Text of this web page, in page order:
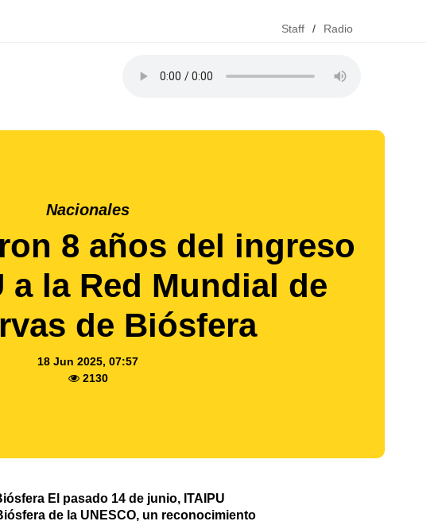
Staff / Radio
Nacionales
8 años del ingreso
a la Red Mundial de
de Biósfera
18 Jun 2025, 07:57
2130
El pasado 14 de junio, ITAIPU
de la UNESCO, un reconocimiento